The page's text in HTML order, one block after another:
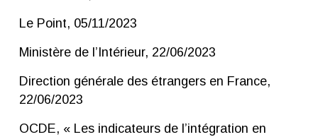
Le Point, 05/11/2023
Ministère de l’Intérieur, 22/06/2023
Direction générale des étrangers en France,
22/06/2023
OCDE, « Les indicateurs de l’intégration en